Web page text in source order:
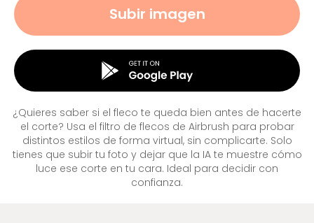
¿Quieres saber si el fleco te queda bien antes de hacerte
el corte? Usa el filtro de flecos de Airbrush para probar
distintos estilos de forma virtual, sin complicarte. Solo
tienes que subir tu foto y dejar que la IA te muestre cómo
luce ese corte en tu cara. Ideal para decidir con
confianza.
Subir imagen